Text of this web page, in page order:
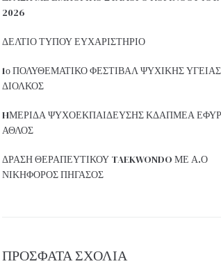
2026
ΔΕΛΤΙΟ ΤΥΠΟΥ ΕΥΧΑΡΙΣΤΗΡΙΟ
1ο ΠΟΛΥΘΕΜΑΤΙΚΟ ΦΕΣΤΙΒΑΛ ΨΥΧΙΚΗΣ ΥΓΕΙΑΣ
ΔΙΟΛΚΟΣ
HΜΕΡΙΔΑ ΨΥΧΟΕΚΠΑΙΔΕΥΣΗΣ ΚΔΑΠΜΕΑ
ΑΘΛΟΣ
ΔΡΑΣΗ ΘΕΡΑΠΕΥΤΙΚΟΥ TAEKWONDO ΜΕ Α.Ο
ΝΙΚΗΦΟΡΟΣ ΠΗΓΑΣΟΣ
ΠΡΌΣΦΑΤΑ ΣΧΌΛΙΑ